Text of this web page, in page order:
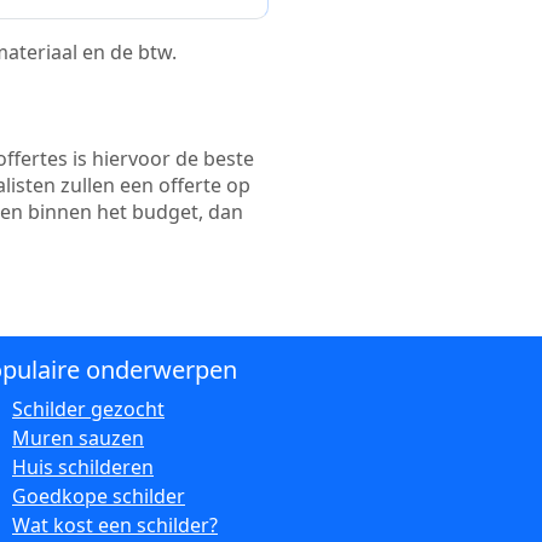
en de btw.
is hiervoor de beste
zullen een offerte op
binnen het budget, dan
onderwerpen
Schilder gezocht
Muren sauzen
Huis schilderen
Goedkope schilder
Wat kost een schilder?